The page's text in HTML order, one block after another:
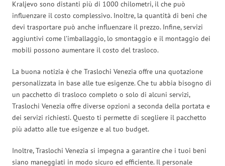
Kraljevo sono distanti più di 1000 chilometri, il che può
influenzare il costo complessivo. Inoltre, la quantità di beni che
devi trasportare può anche influenzare il prezzo. Infine, servizi
aggiuntivi come l’imballaggio, lo smontaggio e il montaggio dei
mobili possono aumentare il costo del trasloco.
La buona notizia è che Traslochi Venezia offre una quotazione
personalizzata in base alle tue esigenze. Che tu abbia bisogno di
un pacchetto di trasloco completo o solo di alcuni servizi,
Traslochi Venezia offre diverse opzioni a seconda della portata e
dei servizi richiesti. Questo ti permette di scegliere il pacchetto
più adatto alle tue esigenze e al tuo budget.
Inoltre, Traslochi Venezia si impegna a garantire che i tuoi beni
siano maneggiati in modo sicuro ed efficiente. Il personale